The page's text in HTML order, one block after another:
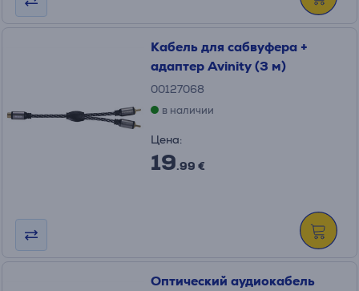
Кабель для сабвуфера +
адаптер Avinity (3 м)
00127068
в наличии
Цена:
19.99 €
Оптический аудиокабель